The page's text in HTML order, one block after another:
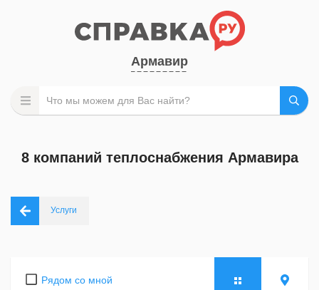
Армавир
8 компаний теплоснабжения Армавира
Услуги
Рядом со мной